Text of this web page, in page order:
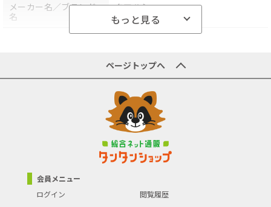
メーカー名／ブランド
名
タマハシ
保存容器・調味料入れ
もっと見る
ページトップへ
会員メニュー
ログイン
閲覧履歴